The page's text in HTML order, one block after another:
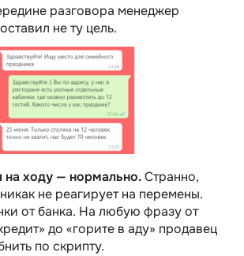
разговора менеджер
не ту цель.
на ходу — нормально.Странно,
не реагирует на перемены.
от банка. На любую фразу от
до «горите в аду» продавец
по скрипту.